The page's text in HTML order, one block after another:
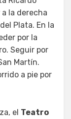
la derecha
Plata. En la
por la
Seguir por
Martín.
a pie por
el Teatro